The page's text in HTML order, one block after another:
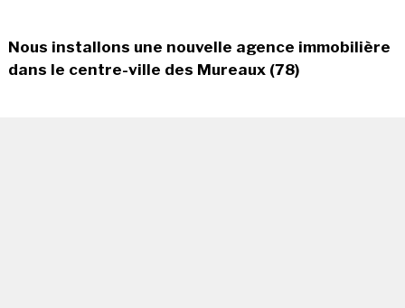
Nous installons une nouvelle agence immobilière
dans le centre-ville des Mureaux (78)